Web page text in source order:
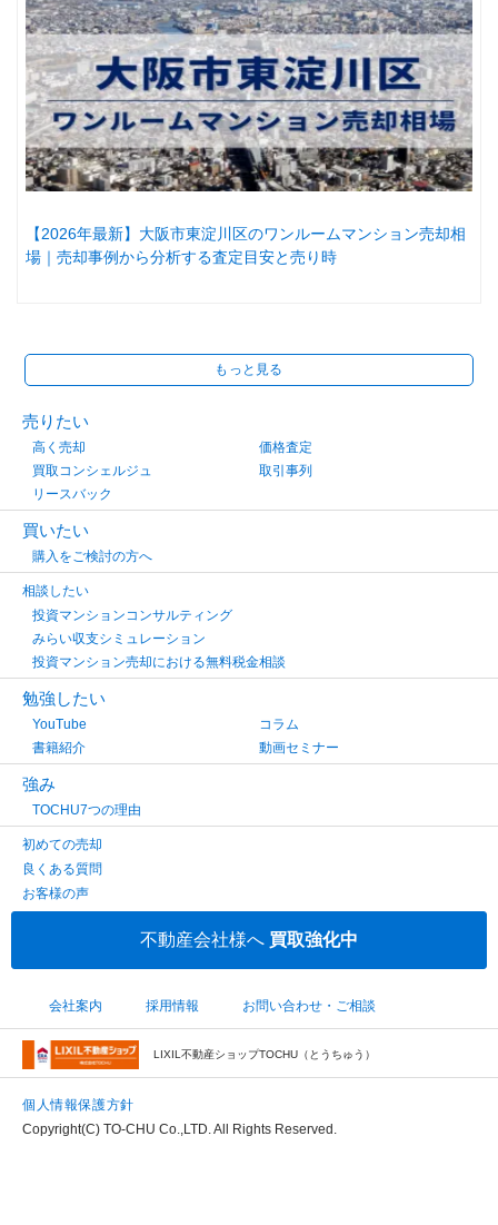
【2026年最新】大阪市東淀川区のワンルームマンション売却相
場｜売却事例から分析する査定目安と売り時
もっと見る
売りたい
高く売却
価格査定
買取コンシェルジュ
取引事列
リースバック
買いたい
購入をご検討の方へ
相談したい
投資マンションコンサルティング
みらい収支シミュレーション
投資マンション売却における無料税金相談
勉強したい
YouTube
コラム
書籍紹介
動画セミナー
強み
TOCHU7つの理由
初めての売却
良くある質問
お客様の声
不動産会社様へ 買取強化中
会社案内 採用情報 お問い合わせ・ご相談
LIXIL不動産ショップTOCHU（とうちゅう）
個人情報保護方針
Copyright(C) TO-CHU Co.,LTD. All Rights Reserved.